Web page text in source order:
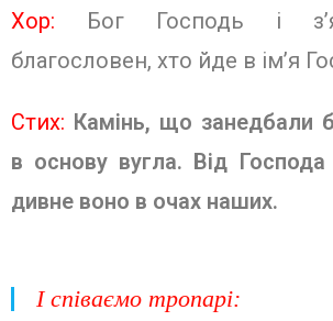
Хор: Бог Господь і
благословен, хто йде в ім’я
Стих: Камінь, що занедбали
в основу вугла. Від
дивне воно в очах наших.
І співаємо тропарі: